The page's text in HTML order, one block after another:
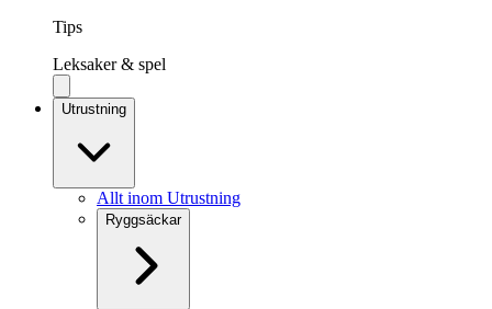
Tips
Leksaker & spel
Utrustning
Allt inom Utrustning
Ryggsäckar